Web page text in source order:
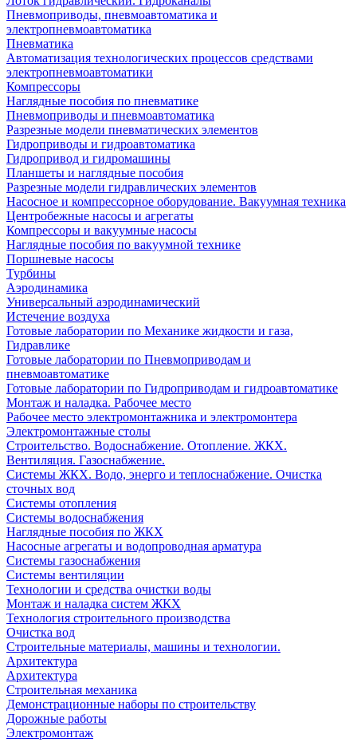
Пневмоприводы, пневмоавтоматика и
электропневмоавтоматика
Пневматика
Автоматизация технологических процессов средствами
электропневмоавтоматики
Компрессоры
Наглядные пособия по пневматике
Пневмоприводы и пневмоавтоматика
Разрезные модели пневматических элементов
Гидроприводы и гидроавтоматика
Гидропривод и гидромашины
Планшеты и наглядные пособия
Разрезные модели гидравлических элементов
Насосное и компрессорное оборудование. Вакуумная техника
Центробежные насосы и агрегаты
Компрессоры и вакуумные насосы
Наглядные пособия по вакуумной технике
Поршневые насосы
Турбины
Аэродинамика
Универсальный аэродинамический
Истечение воздуха
Готовые лаборатории по Механике жидкости и газа,
Гидравлике
Готовые лаборатории по Пневмоприводам и
пневмоавтоматике
Готовые лаборатории по Гидроприводам и гидроавтоматике
Монтаж и наладка. Рабочее место
Рабочее место электромонтажника и электромонтера
Электромонтажные столы
Строительство. Водоснабжение. Отопление. ЖКХ.
Вентиляция. Газоснабжение.
Системы ЖКХ. Водо, энерго и теплоснабжение. Очистка
сточных вод
Системы отопления
Системы водоснабжения
Наглядные пособия по ЖКХ
Насосные агрегаты и водопроводная арматура
Системы газоснабжения
Системы вентиляции
Технологии и средства очистки воды
Монтаж и наладка систем ЖКХ
Технология строительного производства
Очистка вод
Строительные материалы, машины и технологии.
Архитектура
Архитектура
Cтроительная механика
Демонстрационные наборы по строительству
Дорожные работы
Электромонтаж